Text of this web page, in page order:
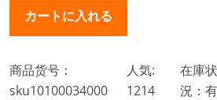
商品货号：
sku10100034000
人気:
1214
在庫状
況：